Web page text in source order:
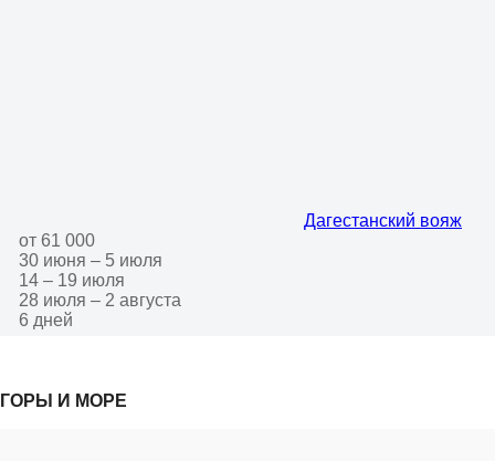
Дагестанский вояж
от 61 000
30 июня – 5 июля
14 – 19 июля
28 июля – 2 августа
6 дней
ГОРЫ И МОРЕ